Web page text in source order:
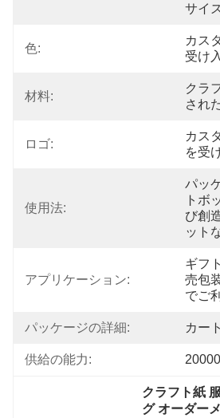
サイ
色:
カス
受け
材料:
クラ
され
ロゴ:
カス
を受
使用法:
パッ
トボ
び創
ット
アプリケーション:
ギフ
売包
でご
パッケージの詳細: カー
供給の能力:
クラフト紙
グ オーダー